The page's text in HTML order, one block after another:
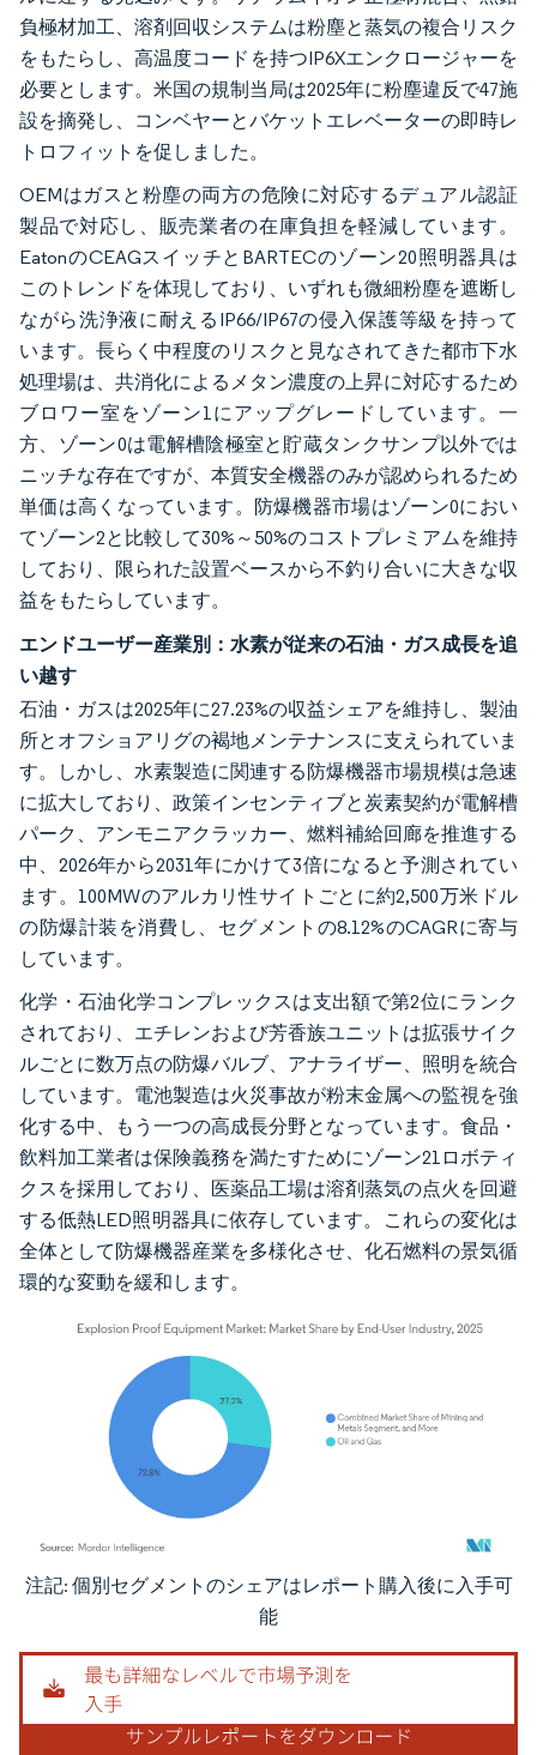
負極材加工、溶剤回収システムは粉塵と蒸気の複合リスク
をもたらし、高温度コードを持つIP6Xエンクロージャーを
必要とします。米国の規制当局は2025年に粉塵違反で47施
設を摘発し、コンベヤーとバケットエレベーターの即時レ
トロフィットを促しました。
OEMはガスと粉塵の両方の危険に対応するデュアル認証
製品で対応し、販売業者の在庫負担を軽減しています。
EatonのCEAGスイッチとBARTECのゾーン20照明器具は
このトレンドを体現しており、いずれも微細粉塵を遮断し
ながら洗浄液に耐えるIP66/IP67の侵入保護等級を持って
います。長らく中程度のリスクと見なされてきた都市下水
処理場は、共消化によるメタン濃度の上昇に対応するため
ブロワー室をゾーン1にアップグレードしています。一
方、ゾーン0は電解槽陰極室と貯蔵タンクサンプ以外では
ニッチな存在ですが、本質安全機器のみが認められるため
単価は高くなっています。防爆機器市場はゾーン0におい
てゾーン2と比較して30%～50%のコストプレミアムを維持
しており、限られた設置ベースから不釣り合いに大きな収
益をもたらしています。
エンドユーザー産業別：水素が従来の石油・ガス成長を追
い越す
石油・ガスは2025年に27.23%の収益シェアを維持し、製油
所とオフショアリグの褐地メンテナンスに支えられていま
す。しかし、水素製造に関連する防爆機器市場規模は急速
に拡大しており、政策インセンティブと炭素契約が電解槽
パーク、アンモニアクラッカー、燃料補給回廊を推進する
中、2026年から2031年にかけて3倍になると予測されてい
ます。100MWのアルカリ性サイトごとに約2,500万米ドル
の防爆計装を消費し、セグメントの8.12%のCAGRに寄与
しています。
化学・石油化学コンプレックスは支出額で第2位にランク
されており、エチレンおよび芳香族ユニットは拡張サイク
ルごとに数万点の防爆バルブ、アナライザー、照明を統合
しています。電池製造は火災事故が粉末金属への監視を強
化する中、もう一つの高成長分野となっています。食品・
飲料加工業者は保険義務を満たすためにゾーン21ロボティ
クスを採用しており、医薬品工場は溶剤蒸気の点火を回避
する低熱LED照明器具に依存しています。これらの変化は
全体として防爆機器産業を多様化させ、化石燃料の景気循
環的な変動を緩和します。
画像 © Mordor Intelligence。再利用にはCC BY 4.0の表示が必要です。
注記: 個別セグメントのシェアはレポート購入後に入手可
能